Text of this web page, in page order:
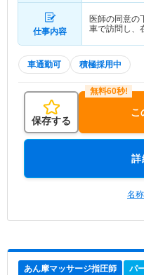
仕事内容
医師の同意の
車で訪問し、
車通勤可 積極採用中
保存する
こ
詳
名
あん摩マッサージ指圧師 パ